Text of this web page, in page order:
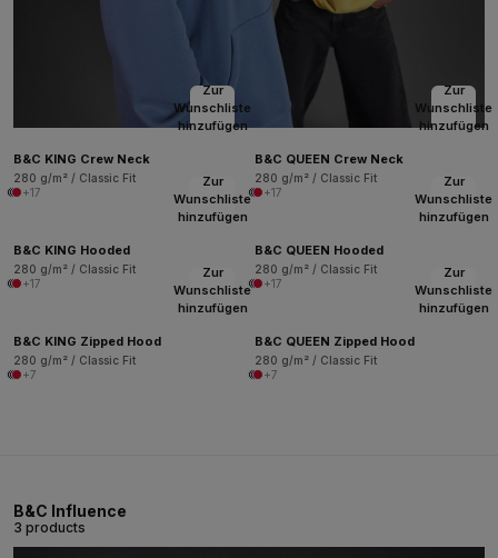
Zur
Wunschliste
hinzufügen
B&C KING Crew Neck
280 g/m² / Classic Fit
+17
Zur
Wunschliste
hinzufügen
B&C QUEEN Crew Neck
280 g/m² / Classic Fit
+17
Zur
Wunschliste
hinzufügen
B&C KING Hooded
280 g/m² / Classic Fit
+17
Zur
Wunschliste
hinzufügen
B&C QUEEN Hooded
280 g/m² / Classic Fit
+17
Zur
Wunschliste
hinzufügen
B&C KING Zipped Hood
280 g/m² / Classic Fit
+7
Zur
Wunschliste
hinzufügen
B&C QUEEN Zipped Hood
280 g/m² / Classic Fit
+7
B&C Influence
3 products